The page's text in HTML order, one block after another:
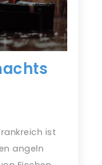
ist
angeln